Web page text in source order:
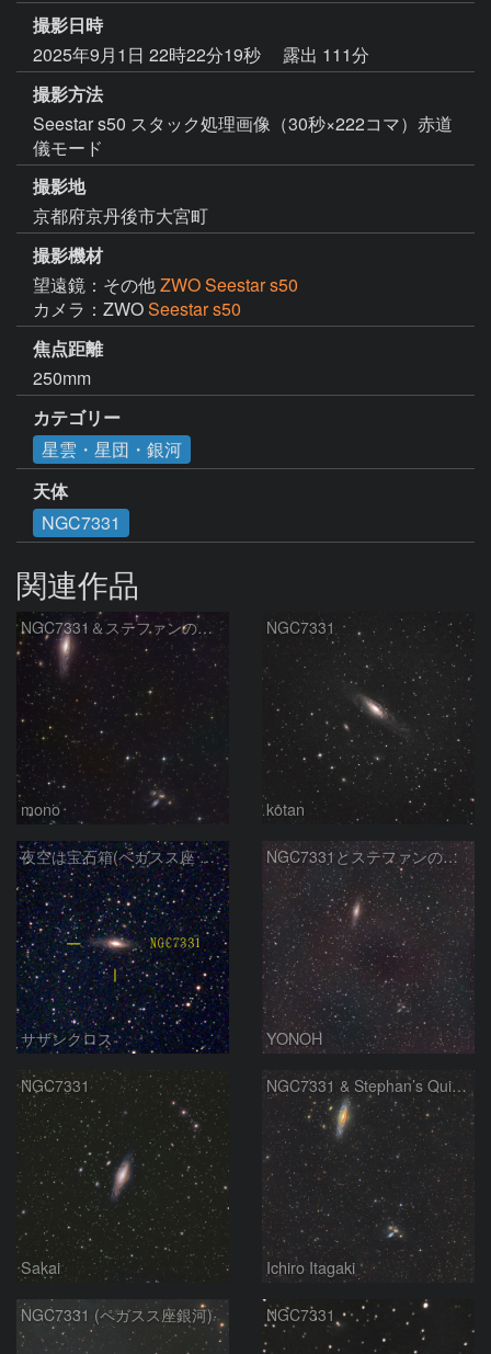
撮影日時
2025年9月1日 22時22分19秒
露出 111分
撮影方法
Seestar s50 スタック処理画像（30秒×222コマ）赤道
儀モード
撮影地
京都府京丹後市大宮町
撮影機材
望遠鏡：その他ZWO Seestar s50
カメラ：ZWOSeestar s50
焦点距離
250mm
カテゴリー
星雲・星団・銀河
天体
NGC7331
関連作品
NGC7331＆ステファンの五つ子
mono
NGC7331
kotan
夜空は宝石箱(ペガスス座 NGC7331) Seestar50
サザンクロス
NGC7331とステファンの五つ子
YONOH
NGC7331
Sakai
NGC7331 & Stephan’s Quintet
Ichiro Itagaki
NGC7331 (ペガスス座銀河) NGC7331